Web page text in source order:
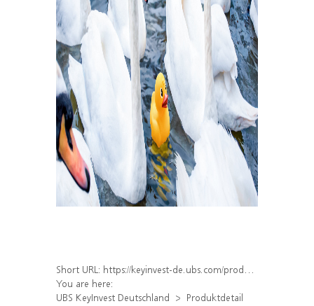
Short URL: https://keyinvest-de.ubs.com/produkt/detail/index/isin/DE000WA6C5T9
You are here:
UBS KeyInvest Deutschland
Produktdetail